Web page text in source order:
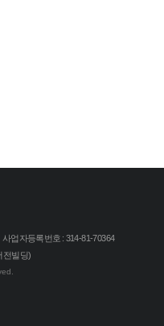
사업자등록번호 : 314-81-70364
전빌딩)